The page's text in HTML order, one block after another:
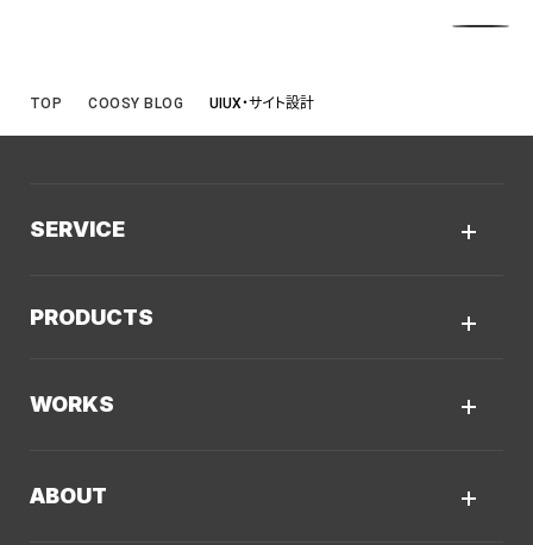
TOP COOSY BLOG UIUX・サイト設計
SERVICE
Web制作
デザイン・ブランディング
PRODUCTS
LLMO／AIO／GEO診断
WORKS
ABOUT